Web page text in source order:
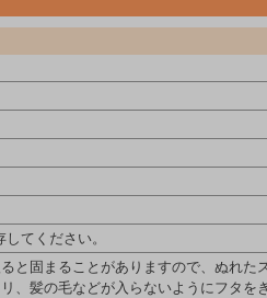
てください。
と固まることがありますので、ぬれた
、髪の毛などが入らないようにフタを